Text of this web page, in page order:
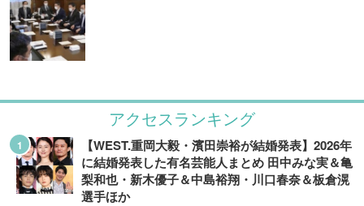
アクセスランキング
【WEST.重岡大毅・濱田崇裕が結婚発表】2026年
に結婚発表した有名芸能人まとめ 田中みな実＆亀
梨和也・新木優子＆中島裕翔・川口春奈＆板倉滉
選手ほか